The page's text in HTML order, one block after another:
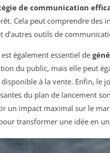
de communication
Cela peut comprendre
d’autres outils de
également essentiel de
du public, mais elle peut
à la vente. Enfin, le
du plan de lancement
un impact maximal sur le
transformer une idée en